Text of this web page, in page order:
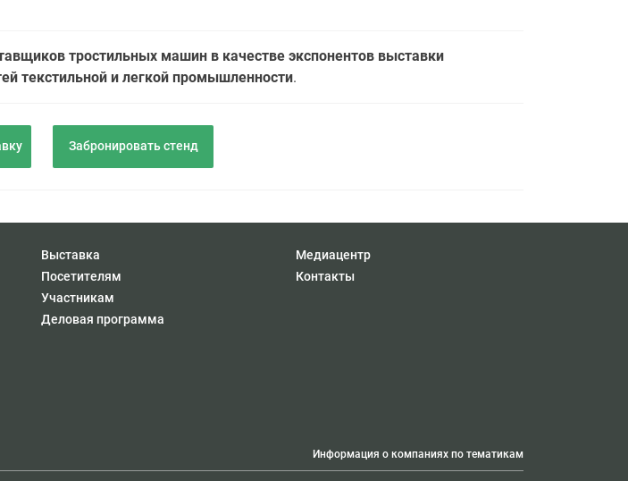
тростильных машин в качестве экспонентов выставки
текстильной и легкой промышленности.
Забронировать стенд
Выставка
Посетителям
Участникам
Деловая программа
Медиацентр
Контакты
Информация о компаниях по тематикам